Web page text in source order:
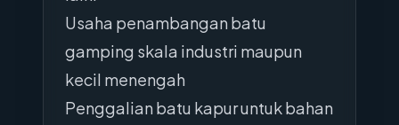
Usaha penambangan batu
gamping skala industri maupun
kecil menengah
Penggalian batu kapur untuk bahan